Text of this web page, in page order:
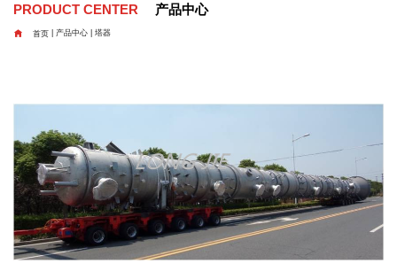
PRODUCT CENTER 产品中心
 首页| 产品中心| 塔器